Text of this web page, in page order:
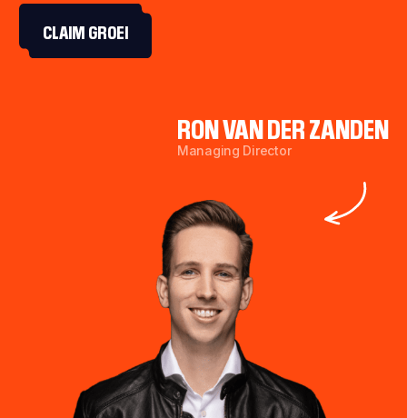
CLAIM GROEI
RON VAN DER ZANDEN
Managing Director